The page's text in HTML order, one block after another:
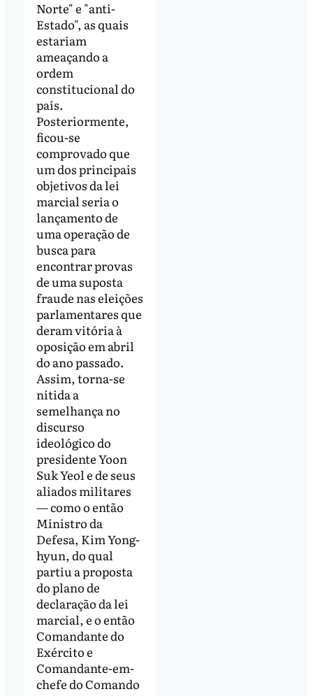
Norte" e "anti-
Estado", as quais
estariam
ameaçando a
ordem
constitucional do
país.
Posteriormente,
ficou-se
comprovado que
um dos principais
objetivos da lei
marcial seria o
lançamento de
uma operação de
busca para
encontrar provas
de uma suposta
fraude nas eleições
parlamentares que
deram vitória à
oposição em abril
do ano passado.
Assim, torna-se
nítida a
semelhança no
discurso
ideológico do
presidente Yoon
Suk Yeol e de seus
aliados militares
— como o então
Ministro da
Defesa, Kim Yong-
hyun, do qual
partiu a proposta
do plano de
declaração da lei
marcial, e o então
Comandante do
Exército e
Comandante-em-
chefe do Comando